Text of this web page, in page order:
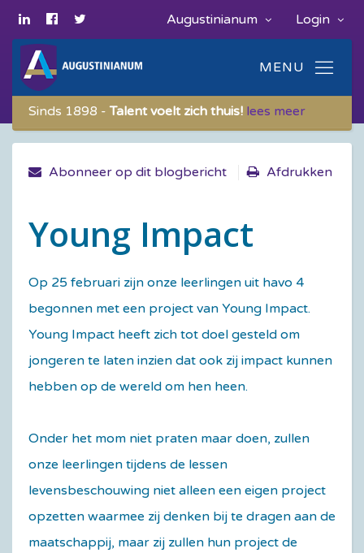
Login
Augustinianum
Sinds 1898 -Talent voelt zich thuis! lees meer
Abonneer op dit blogbericht Afdrukken
Young Impact
Op 25 februari zijn onze leerlingen uit havo 4
begonnen met een project van Young Impact.
Young Impact heeft zich tot doel gesteld om
jongeren te laten inzien dat ook zij impact kunnen
hebben op de wereld om hen heen.
Onder het mom niet praten maar doen, zullen
onze leerlingen tijdens de lessen
levensbeschouwing niet alleen een eigen project
opzetten waarmee zij denken bij te dragen aan de
maatschappij, maar zij zullen hun project de